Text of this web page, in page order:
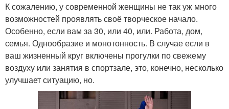
К сожалению, у современной женщины не так уж много
возможностей проявлять своё творческое начало.
Особенно, если вам за 30, или 40, или. Работа, дом,
семья. Однообразие и монотонность. В случае если в
ваш жизненный круг включены прогулки по свежему
воздуху или занятия в спортзале, это, конечно, несколько
улучшает ситуацию, но.